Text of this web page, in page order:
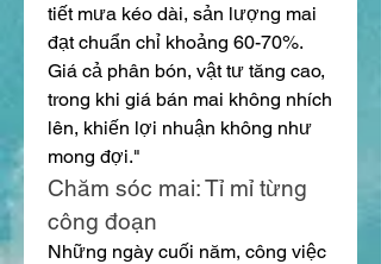
tiết mưa kéo dài, sản lượng mai
đạt chuẩn chỉ khoảng 60-70%.
Giá cả phân bón, vật tư tăng cao,
trong khi giá bán mai không nhích
lên, khiến lợi nhuận không như
mong đợi."
Chăm sóc mai: Tỉ mỉ từng
công đoạn
Những ngày cuối năm, công việc